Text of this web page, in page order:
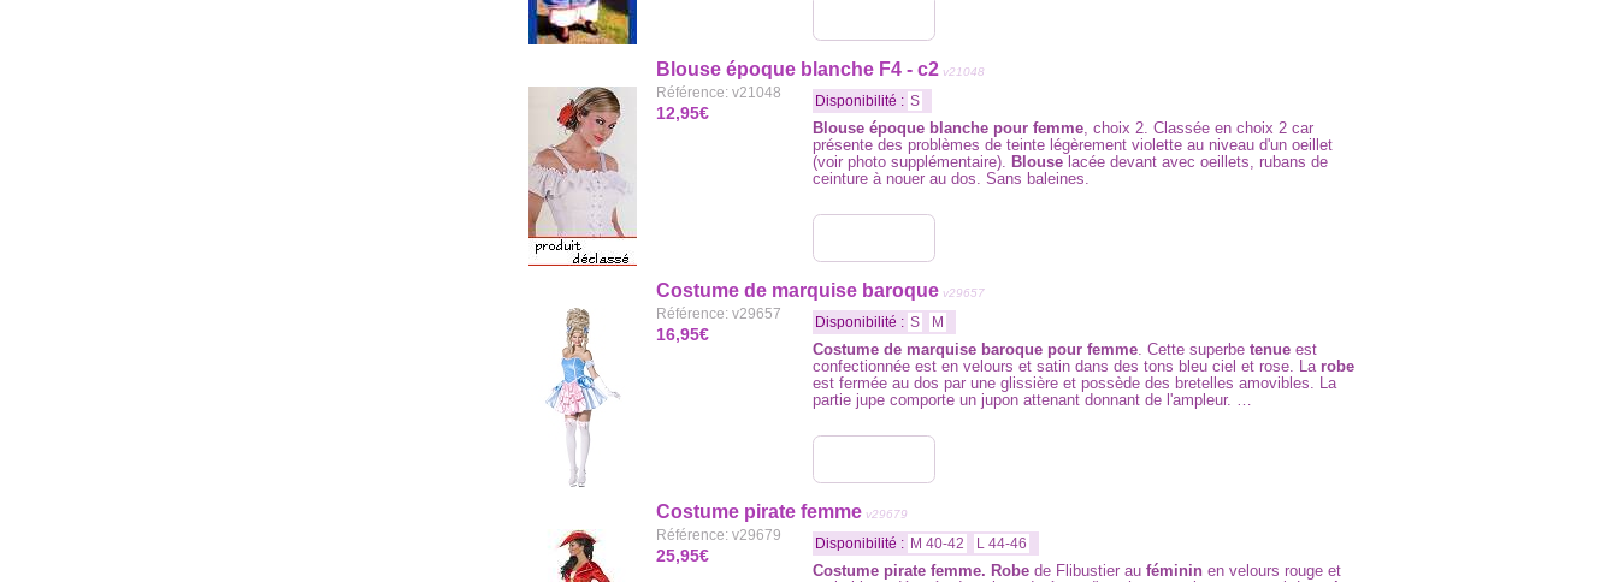
Blouse époque blanche F4 - c2 v21048
Référence: v21048 Disponibilité : S
Blouse époque blanche pour femme, choix 2. Classée en choix 2 car
présente des problèmes de teinte légèrement violette au niveau d'un oeillet
(voir photo supplémentaire). Blouse lacée devant avec oeillets, rubans de
ceinture à nouer au dos. Sans baleines.
12,95€
Costume de marquise baroque v29657
Référence: v29657 Disponibilité : S M
Costume de marquise baroque pour femme. Cette superbe tenue est
confectionnée est en velours et satin dans des tons bleu ciel et rose. La robe
est fermée au dos par une glissière et possède des bretelles amovibles. La
partie jupe comporte un jupon attenant donnant de l'ampleur. …
16,95€
Costume pirate femme v29679
Référence: v29679 Disponibilité : M 40-42 L 44-46
Costume pirate femme. Robe de Flibustier au féminin en velours rouge et
25,95€